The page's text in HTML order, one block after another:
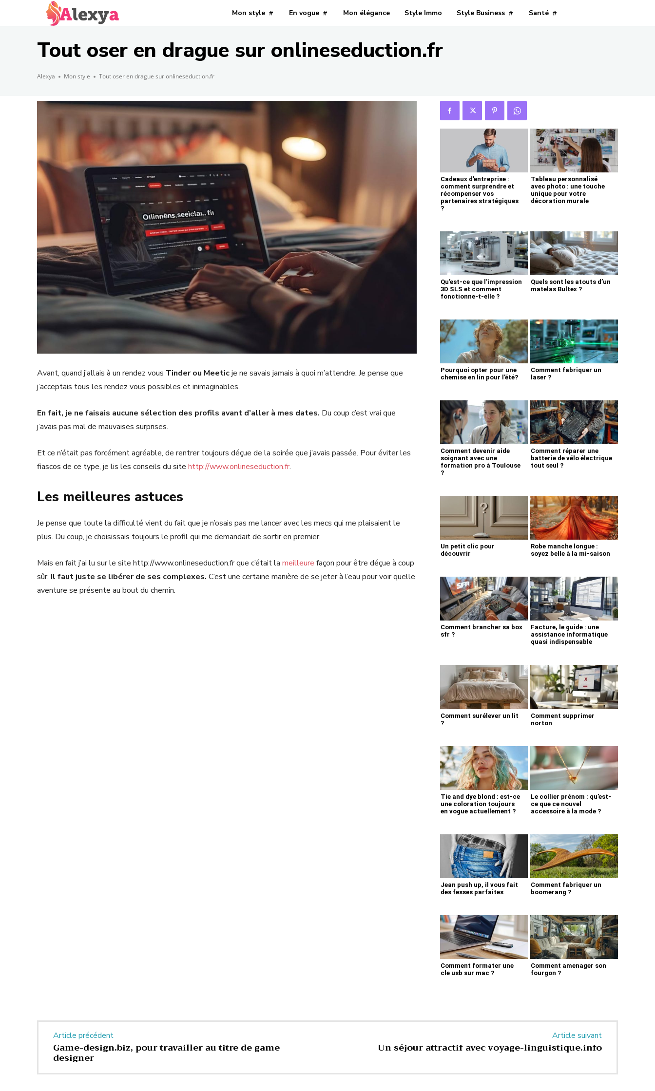
Mon style En vogue Mon élégance Style Immo Style Business Santé
Tout oser en drague sur onlineseduction.fr
Alexya Mon style Tout oser en drague sur onlineseduction.fr
Avant, quand j’allais à un rendez vous Tinder ou Meeticje ne savais jamais à quoi m’attendre. Je pense que
j’acceptais tous les rendez vous possibles et inimaginables.
En fait, je ne faisais aucune sélection des profils avant d’aller à mes dates. Du coup c’est vrai que
j’avais pas mal de mauvaises surprises.
Et ce n’était pas forcément agréable, de rentrer toujours déçue de la soirée que j’avais passée. Pour éviter les
fiascos de ce type, je lis les conseils du site http://www.onlineseduction.fr.
Les meilleures astuces
Je pense que toute la difficulté vient du fait que je n’osais pas me lancer avec les mecs qui me plaisaient le
plus. Du coup, je choisissais toujours le profil qui me demandait de sortir en premier.
Mais en fait j’ai lu sur le site http://www.onlineseduction.fr que c’était la meilleure façon pour être déçue à coup
sûr. Il faut juste se libérer de ses complexes. C’est une certaine manière de se jeter à l’eau pour voir quelle
aventure se présente au bout du chemin.
Cadeaux d’entreprise :
comment surprendre et
récompenser vos
partenaires stratégiques
?
Tableau personnalisé
avec photo : une touche
unique pour votre
décoration murale
Qu’est-ce que l’impression
3D SLS et comment
fonctionne-t-elle ?
Quels sont les atouts d’un
matelas Bultex ?
Pourquoi opter pour une
chemise en lin pour l’été?
Comment fabriquer un
laser ?
Comment devenir aide
soignant avec une
formation pro à Toulouse
?
Comment réparer une
batterie de vélo électrique
tout seul ?
Un petit clic pour
découvrir
Robe manche longue :
soyez belle à la mi-saison
Comment brancher sa box
sfr ?
Facture, le guide : une
assistance informatique
quasi indispensable
Comment surélever un lit
?
Comment supprimer
norton
Tie and dye blond : est-ce
une coloration toujours
en vogue actuellement ?
Le collier prénom : qu’est-
ce que ce nouvel
accessoire à la mode ?
Jean push up, il vous fait
des fesses parfaites
Comment fabriquer un
boomerang ?
Comment formater une
cle usb sur mac ?
Comment amenager son
fourgon ?
Article précédent
Game-design.biz, pour travailler au titre de game
designer
Article suivant
Un séjour attractif avec voyage-linguistique.info